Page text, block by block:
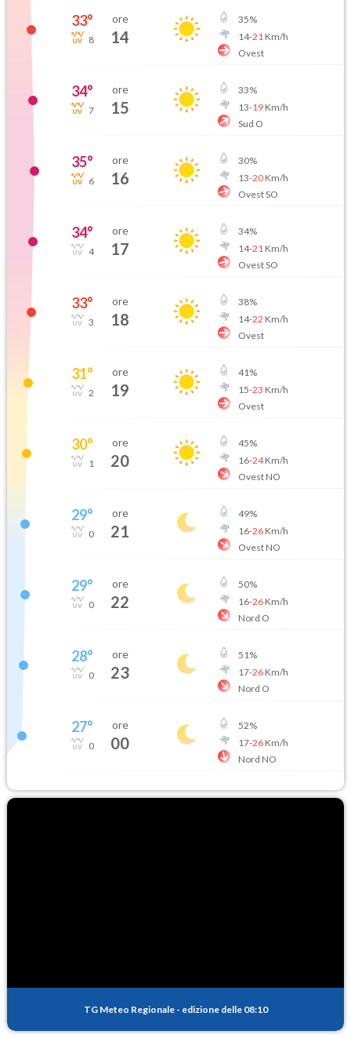
33°
8
ore
14
35%
14-21 Km/h
Ovest
34°
7
ore
15
33%
13-19Km/h
Sud O
35°
6
ore
16
30%
13-20Km/h
Ovest SO
34°
4
ore
17
34%
14-21 Km/h
Ovest SO
33°
3
ore
18
38%
14-22 Km/h
Ovest
31°
2
ore
19
41%
15-23 Km/h
Ovest
30°
1
ore
20
45%
16-24Km/h
Ovest NO
29°
0
ore
21
49%
16-26Km/h
Ovest NO
29°
0
ore
22
50%
16-26Km/h
Nord O
28°
0
ore
23
51%
17-26Km/h
Nord O
27°
0
ore
00
52%
17-26Km/h
Nord NO
TG Meteo Regionale - edizione delle 08:10